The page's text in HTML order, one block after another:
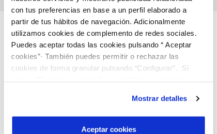
con tus preferencias en base a un perfil elaborado a
partir de tus hábitos de navegación. Adicionalmente
utilizamos cookies de complemento de redes sociales.
Puedes aceptar todas las cookies pulsando “ Aceptar
cookies”· También puedes permitir o rechazar las
cookies de forma granular pulsando “Configurar”. Si
son indispensables para que el sitio web funcione y que
por tanto no se pueden desactivar. Puedes consultar
más información en nuestraPolítica de Cookies
Mostrar detalles
Aceptar cookies
Descubre más…